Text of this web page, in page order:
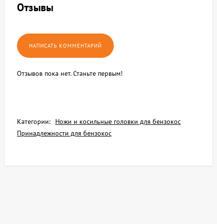
Отзывы
Отзывов пока нет. Станьте первым!
Категории:
Ножи и косильные головки для бензокос
Принадлежности для бензокос